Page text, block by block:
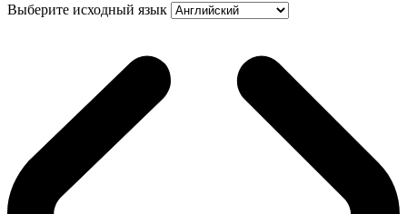
Выберите исходный язык